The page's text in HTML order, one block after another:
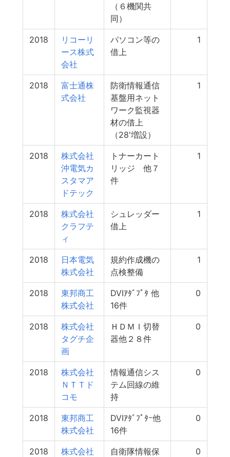
（６機関共
同）
2018
リコーリ
ース株式
会社
パソコン等の
借上
1
2018
富士通株
式会社
防衛情報通信
基盤用ネット
ワーク監視器
材の借上
（28'増設）
1
2018
株式会社
沖電気カ
スタマア
ドテック
トナーカート
リッジ 他７
件
1
2018
株式会社
クラフテ
ィ
シュレッダー
借上
1
2018
日本電気
株式会社
規約作成機の
点検整備
1
2018
東邦商工
株式会社
DVIｱﾀﾞﾌﾟﾀ 他
16件
0
2018
株式会社
タグチ企
画
ＨＤＭＩ切替
器他２８件
0
2018
株式会社
ＮＴＴド
コモ
情報通信シス
テム回線の維
持
0
2018
東邦商工
株式会社
DVIｱﾀﾞﾌﾟﾀｰ他
16件
0
2018
株式会社
自衛隊情報保
0